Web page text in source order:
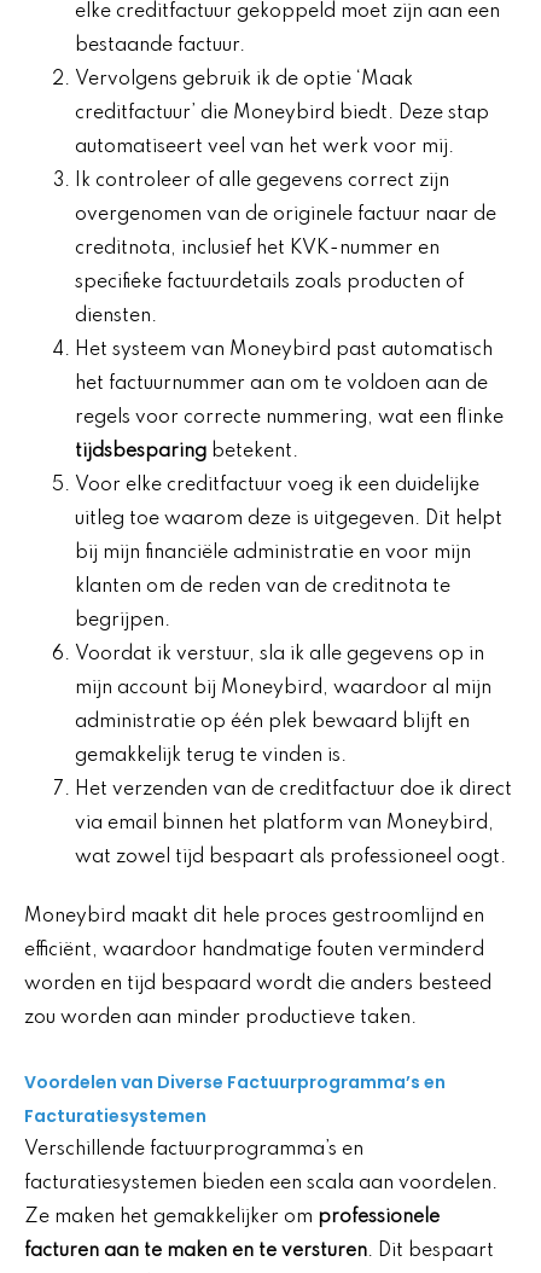
elke creditfactuur gekoppeld moet zijn aan een
bestaande factuur.
Vervolgens gebruik ik de optie ‘Maak
creditfactuur’ die Moneybird biedt. Deze stap
automatiseert veel van het werk voor mij.
Ik controleer of alle gegevens correct zijn
overgenomen van de originele factuur naar de
creditnota, inclusief het KVK-nummer en
specifieke factuurdetails zoals producten of
diensten.
Het systeem van Moneybird past automatisch
het factuurnummer aan om te voldoen aan de
regels voor correcte nummering, wat een flinke
tijdsbesparing betekent.
Voor elke creditfactuur voeg ik een duidelijke
uitleg toe waarom deze is uitgegeven. Dit helpt
bij mijn financiële administratie en voor mijn
klanten om de reden van de creditnota te
begrijpen.
Voordat ik verstuur, sla ik alle gegevens op in
mijn account bij Moneybird, waardoor al mijn
administratie op één plek bewaard blijft en
gemakkelijk terug te vinden is.
Het verzenden van de creditfactuur doe ik direct
via email binnen het platform van Moneybird,
wat zowel tijd bespaart als professioneel oogt.
Moneybird maakt dit hele proces gestroomlijnd en
efficiënt, waardoor handmatige fouten verminderd
worden en tijd bespaard wordt die anders besteed
zou worden aan minder productieve taken.
Voordelen van Diverse Factuurprogramma’s en
Facturatiesystemen
Verschillende factuurprogramma’s en
facturatiesystemen bieden een scala aan voordelen.
Ze maken het gemakkelijker om professionele
facturen aan te maken en te versturen. Dit bespaart